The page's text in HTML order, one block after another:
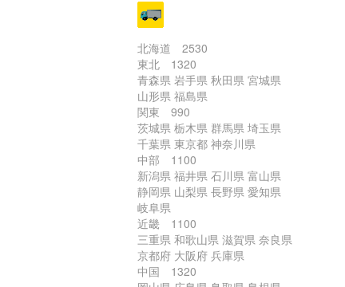
北海道 2530
東北 1320
青森県 岩手県 秋田県 宮城県
山形県 福島県
関東 990
茨城県 栃木県 群馬県 埼玉県
千葉県 東京都 神奈川県
中部 1100
新潟県 福井県 石川県 富山県
静岡県 山梨県 長野県 愛知県
岐阜県
近畿 1100
三重県 和歌山県 滋賀県 奈良県
京都府 大阪府 兵庫県
中国 1320